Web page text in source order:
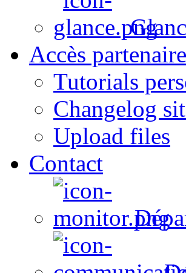
Accès
Tutorials
Changelog
Upload files
Contact